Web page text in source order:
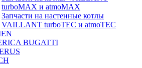
turboMAX и atmoMAX
Запчасти на настенные котлы
VAILLANT turboTEC и atmoTEC
BUGATTI